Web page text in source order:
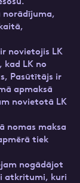
norādījuma,
novietojis LK
LK no
Pasūtītājs ir
apmaksā
novietotā LK
nomas maksa
tiek
nogādājot
atkritumi, kuri